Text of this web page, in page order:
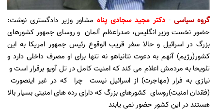
گروه سیاسی - دکتر مجید سجادی پناه مشاور وزیر دادگستری نوشت:
حضور نخست وزیر انگلیس، صدراعظم آلمان و روسای جمهور کشورهای
بزرگ در اسرائیل و حالا سفر قریب الوقوع رئیس جمهور امریکا به این
کشور(رژیم) آنهم به دعوت نتانیاهو نه تنها برای او مصرف داخلی دارد و
تلویحا به مردمش اعلام می کند که امنیت کامل در تل آویو برقرار است و
نیازی به فرار (مهاجرت) از اسرائیل نیست چرا که در غیر اینصورت
(فقدان امنیت)روسای کشورهای بزرگ که دارای رده های امنیتی بسیار بالا
هستند در این کشور حضور نمی یابند